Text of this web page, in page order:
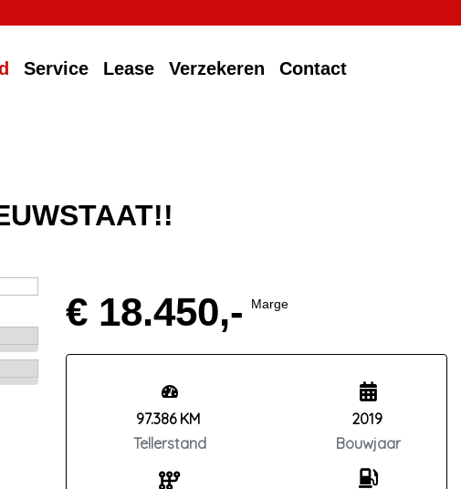
Service Lease Verzekeren Contact
€ 18.450,- Marge
97.386 KM
Tellerstand
2019
Bouwjaar